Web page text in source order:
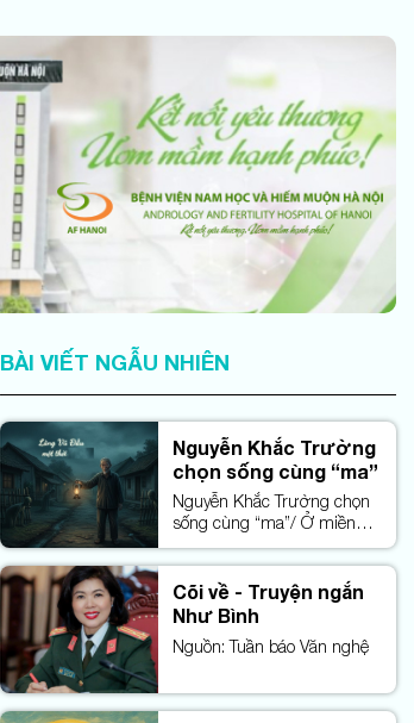
BÀI VIẾT NGẪU NHIÊN
Nguyễn Khắc Trường
chọn sống cùng “ma”
Nguyễn Khắc Trường chọn
sống cùng “ma”/ Ở miền
đất mặt trời, bóng người
đàn bà
Cõi về - Truyện ngắn
Như Bình
Nguồn: Tuần báo Văn nghệ